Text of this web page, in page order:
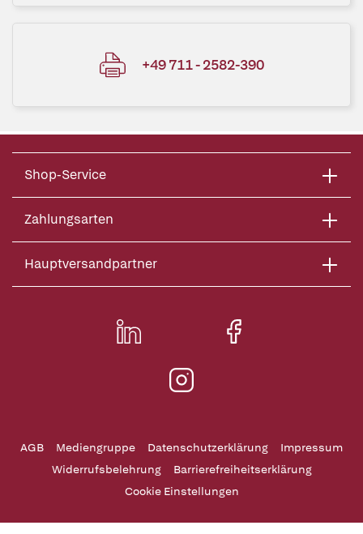
+49 711 - 2582-390
Shop-Service
Zahlungsarten
Hauptversandpartner
AGB Mediengruppe Datenschutzerklärung
Impressum
Widerrufsbelehrung
Barrierefreiheitserklärung
Cookie Einstellungen